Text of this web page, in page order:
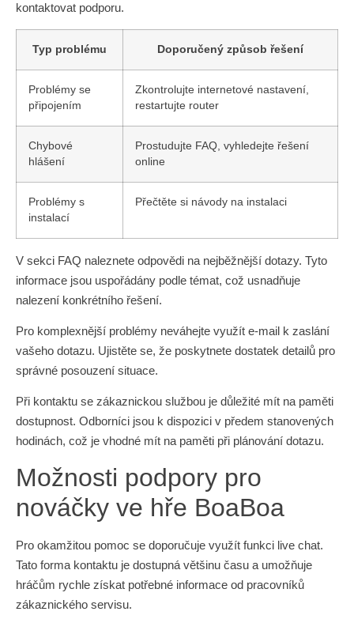
kontaktovat podporu.
Typ problému Doporučený způsob řešení
Problémy se
připojením
Zkontrolujte internetové nastavení,
restartujte router
Chybové
hlášení
Prostudujte FAQ, vyhledejte řešení
online
Problémy s
instalací
Přečtěte si návody na instalaci
V sekci FAQ naleznete odpovědi na nejběžnější dotazy. Tyto
informace jsou uspořádány podle témat, což usnadňuje
nalezení konkrétního řešení.
Pro komplexnější problémy neváhejte využít e-mail k zaslání
vašeho dotazu. Ujistěte se, že poskytnete dostatek detailů pro
správné posouzení situace.
Při kontaktu se zákaznickou službou je důležité mít na paměti
dostupnost. Odborníci jsou k dispozici v předem stanovených
hodinách, což je vhodné mít na paměti při plánování dotazu.
Možnosti podpory pro
nováčky ve hře BoaBoa
Pro okamžitou pomoc se doporučuje využít funkci live chat.
Tato forma kontaktu je dostupná většinu času a umožňuje
hráčům rychle získat potřebné informace od pracovníků
zákaznického servisu.